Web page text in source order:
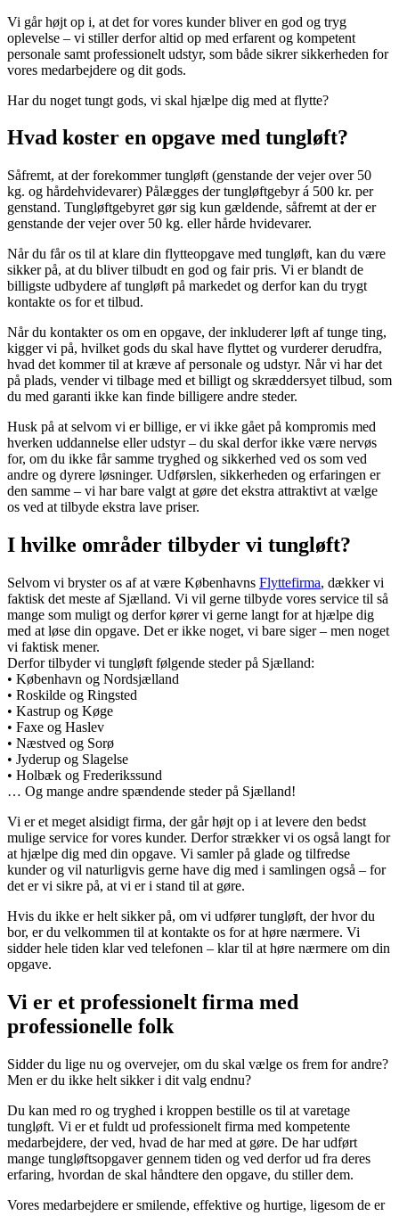
Vi går højt op i, at det for vores kunder bliver en god og tryg
oplevelse – vi stiller derfor altid op med erfarent og kompetent
personale samt professionelt udstyr, som både sikrer sikkerheden for
vores medarbejdere og dit gods.
Har du noget tungt gods, vi skal hjælpe dig med at flytte?
Hvad koster en opgave med tungløft?
Såfremt, at der forekommer tungløft (genstande der vejer over 50
kg. og hårdehvidevarer) Pålægges der tungløftgebyr á 500 kr. per
genstand. Tungløftgebyret gør sig kun gældende, såfremt at der er
genstande der vejer over 50 kg. eller hårde hvidevarer.
Når du får os til at klare din flytteopgave med tungløft, kan du være
sikker på, at du bliver tilbudt en god og fair pris. Vi er blandt de
billigste udbydere af tungløft på markedet og derfor kan du trygt
kontakte os for et tilbud.
Når du kontakter os om en opgave, der inkluderer løft af tunge ting,
kigger vi på, hvilket gods du skal have flyttet og vurderer derudfra,
hvad det kommer til at kræve af personale og udstyr. Når vi har det
på plads, vender vi tilbage med et billigt og skræddersyet tilbud, som
du med garanti ikke kan finde billigere andre steder.
Husk på at selvom vi er billige, er vi ikke gået på kompromis med
hverken uddannelse eller udstyr – du skal derfor ikke være nervøs
for, om du ikke får samme tryghed og sikkerhed ved os som ved
andre og dyrere løsninger. Udførslen, sikkerheden og erfaringen er
den samme – vi har bare valgt at gøre det ekstra attraktivt at vælge
os ved at tilbyde ekstra lave priser.
I hvilke områder tilbyder vi tungløft?
Selvom vi bryster os af at være Københavns Flyttefirma, dækker vi
faktisk det meste af Sjælland. Vi vil gerne tilbyde vores service til så
mange som muligt og derfor kører vi gerne langt for at hjælpe dig
med at løse din opgave. Det er ikke noget, vi bare siger – men noget
vi faktisk mener.
Derfor tilbyder vi tungløft følgende steder på Sjælland:
• København og Nordsjælland
• Roskilde og Ringsted
• Kastrup og Køge
• Faxe og Haslev
• Næstved og Sorø
• Jyderup og Slagelse
• Holbæk og Frederikssund
… Og mange andre spændende steder på Sjælland!
Vi er et meget alsidigt firma, der går højt op i at levere den bedst
mulige service for vores kunder. Derfor strækker vi os også langt for
at hjælpe dig med din opgave. Vi samler på glade og tilfredse
kunder og vil naturligvis gerne have dig med i samlingen også – for
det er vi sikre på, at vi er i stand til at gøre.
Hvis du ikke er helt sikker på, om vi udfører tungløft, der hvor du
bor, er du velkommen til at kontakte os for at høre nærmere. Vi
sidder hele tiden klar ved telefonen – klar til at høre nærmere om din
opgave.
Vi er et professionelt firma med
professionelle folk
Sidder du lige nu og overvejer, om du skal vælge os frem for andre?
Men er du ikke helt sikker i dit valg endnu?
Du kan med ro og tryghed i kroppen bestille os til at varetage
tungløft. Vi er et fuldt ud professionelt firma med kompetente
medarbejdere, der ved, hvad de har med at gøre. De har udført
mange tungløftsopgaver gennem tiden og ved derfor ud fra deres
erfaring, hvordan de skal håndtere den opgave, du stiller dem.
Vores medarbejdere er smilende, effektive og hurtige, ligesom de er